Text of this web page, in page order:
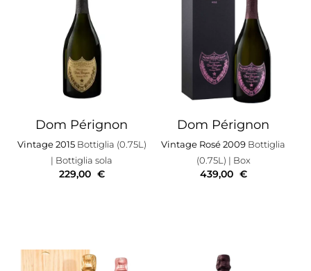
Dom Pérignon
Vintage 2015Bottiglia (0.75L)
| Bottiglia sola
229,00 €
Dom Pérignon
Vintage Rosé 2009 Bottiglia
(0.75L) | Box
439,00 €